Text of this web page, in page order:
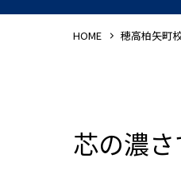
HOME 穂高柏矢町
芯の濃